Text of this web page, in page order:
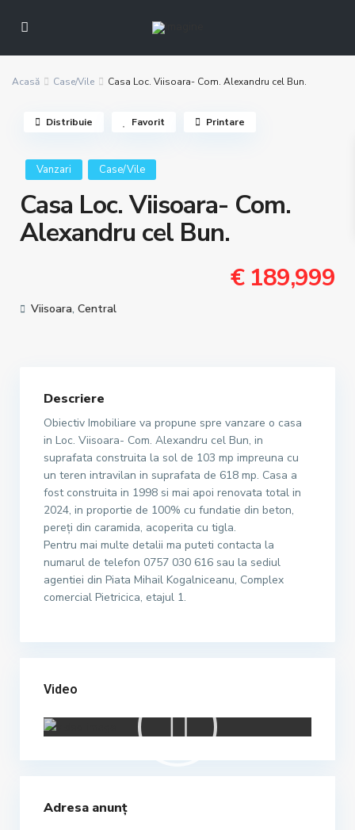
Acasă Case/Vile Casa Loc. Viisoara- Com. Alexandru cel Bun.
Vanzari Case/Vile
Casa Loc. Viisoara- Com.
Alexandru cel Bun.
€ 189,999
Viisoara, Central
Distribuie Favorit Printare
Descriere
Obiectiv Imobiliare va propune spre vanzare o casa
in Loc. Viisoara- Com. Alexandru cel Bun, in
suprafata construita la sol de 103 mp impreuna cu
un teren intravilan in suprafata de 618 mp. Casa a
fost construita in 1998 si mai apoi renovata total in
2024, in proportie de 100% cu fundatie din beton,
pereți din caramida, acoperita cu tigla.
Pentru mai multe detalii ma puteti contacta la
numarul de telefon 0757 030 616 sau la sediul
agentiei din Piata Mihail Kogalniceanu, Complex
comercial Pietricica, etajul 1.
Video
Adresa anunț